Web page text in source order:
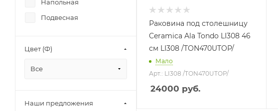
Раковина под столешницу
Ceramica Ala Tondo LI308 46
см LI308 /TON470UTOP/
Мало
Арт.: LI308 /TON470UTOP/
24000 руб.
Напольная
Подвесная
Цвет (Ф)
Все
Наши предложения